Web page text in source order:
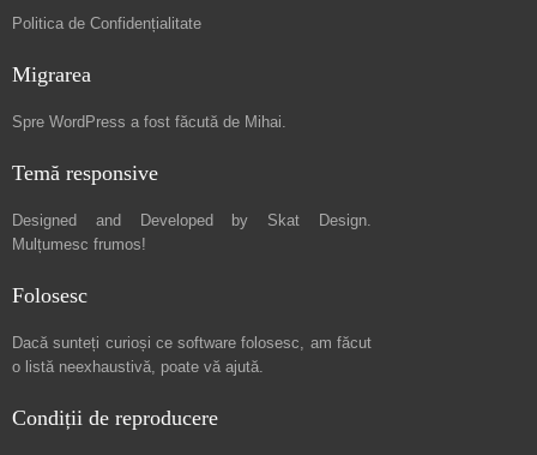
Politica de Confidențialitate
Migrarea
Spre WordPress a fost făcută de Mihai.
Temă responsive
Designed and Developed by Skat Design.
Mulțumesc frumos!
Folosesc
Dacă sunteți curioși ce software folosesc, am făcut
o listă neexhaustivă, poate vă ajută.
Condiții de reproducere